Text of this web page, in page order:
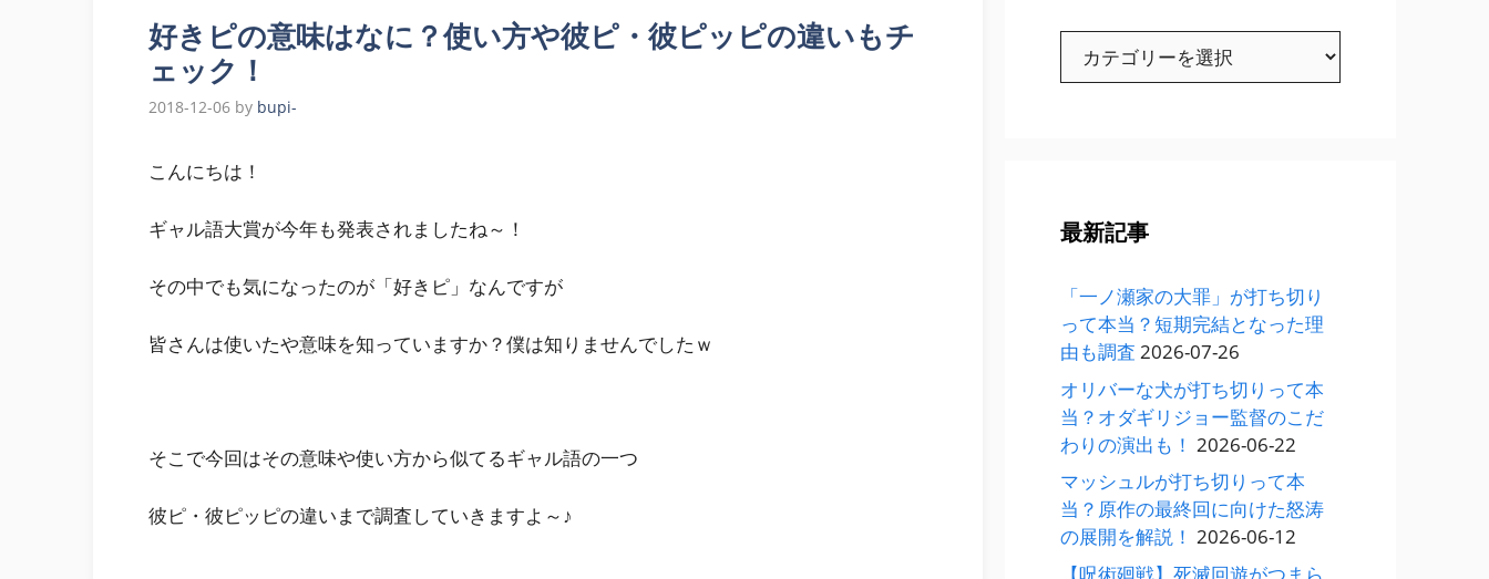
好きピの意味はなに？使い方や彼ピ・彼ピッピの違いもチ
ェック！
2018-12-06 by bupi-
こんにちは！
ギャル語大賞が今年も発表されましたね～！
その中でも気になったのが「好きピ」なんですが
皆さんは使いたや意味を知っていますか？僕は知りませんでしたｗ
そこで今回はその意味や使い方から似てるギャル語の一つ
彼ピ・彼ピッピの違いまで調査していきますよ～♪
最新記事
「一ノ瀬家の大罪」が打ち切り
って本当？短期完結となった理
由も調査 2026-07-26
オリバーな犬が打ち切りって本
当？オダギリジョー監督のこだ
わりの演出も！ 2026-06-22
マッシュルが打ち切りって本
当？原作の最終回に向けた怒涛
の展開を解説！ 2026-06-12
【呪術廻戦】死滅回遊がつまら